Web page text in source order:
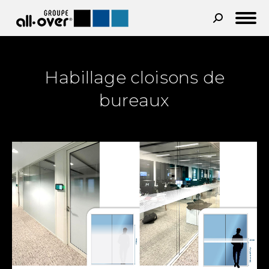
Recherche
:
Habillage cloisons de
bureaux